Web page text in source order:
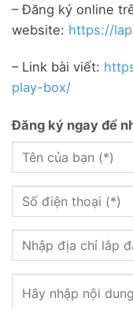
– Đăng ký online
website: https://
– Link bài viết:
play-box/
Đăng ký ngay để